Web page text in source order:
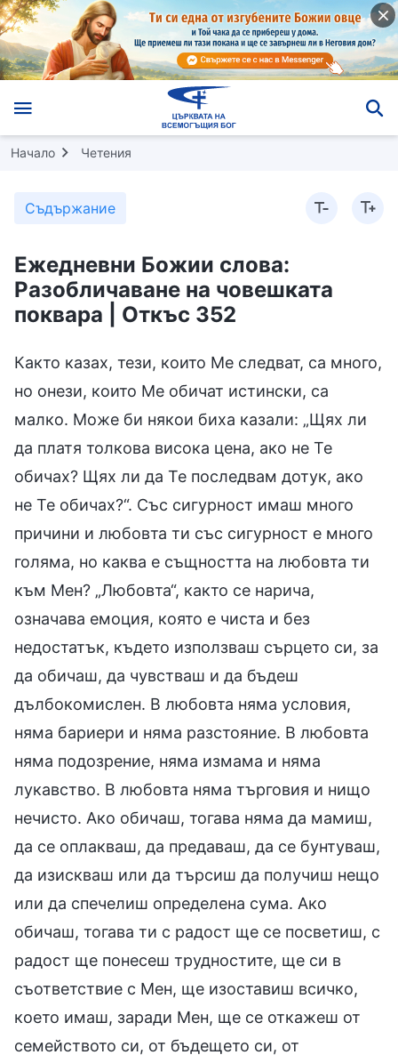
Начало Четения
Съдържание
Ежедневни Божии слова:
Разобличаване на човешката
поквара | Откъс 352
Както казах, тези, които Ме следват, са много,
но онези, които Ме обичат истински, са
малко. Може би някои биха казали: „Щях ли
да платя толкова висока цена, ако не Те
обичах? Щях ли да Те последвам дотук, ако
не Те обичах?“. Със сигурност имаш много
причини и любовта ти със сигурност е много
голяма, но каква е същността на любовта ти
към Мен? „Любовта“, както се нарича,
означава емоция, която е чиста и без
недостатък, където използваш сърцето си, за
да обичаш, да чувстваш и да бъдеш
дълбокомислен. В любовта няма условия,
няма бариери и няма разстояние. В любовта
няма подозрение, няма измама и няма
лукавство. В любовта няма търговия и нищо
нечисто. Ако обичаш, тогава няма да мамиш,
да се оплакваш, да предаваш, да се бунтуваш,
да изискваш или да търсиш да получиш нещо
или да спечелиш определена сума. Ако
обичаш, тогава ти с радост ще се посветиш, с
радост ще понесеш трудностите, ще си в
съответствие с Мен, ще изоставиш всичко,
което имаш, заради Мен, ще се откажеш от
семейството си, от бъдещето си, от